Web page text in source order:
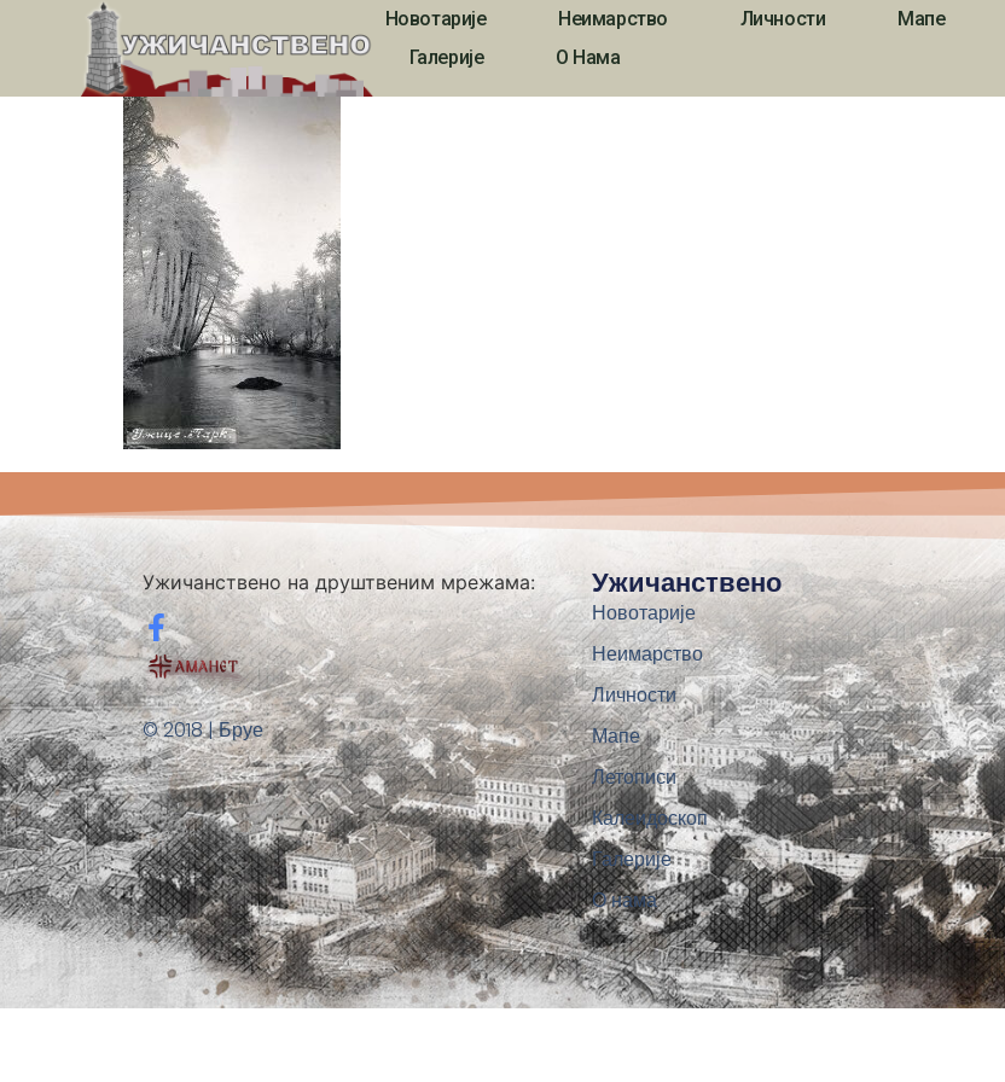
Новотарије Неимарство Личности Мапе
Галерије
О Нама
864
Ужичанствено на друштвеним мрежама:
© 2018 | Бруе
Ужичанствено
Новотарије
Неимарство
Личности
Мапе
Летописи
Калеидоскоп
Галерије
О нама